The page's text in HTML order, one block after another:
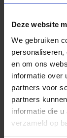
Deze website
We gebruiken
en om ons
informatie over
partners voor
partners
informatie die
verzameld op
Advies of
Heb je
een
helpen je
en zorgen
niet om
Mail